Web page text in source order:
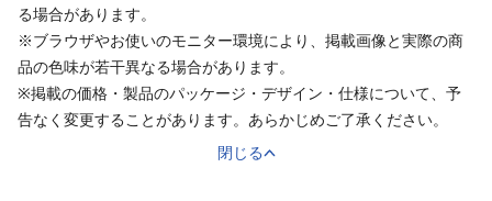
る場合があります。
※ブラウザやお使いのモニター環境により、掲載画像と実際の商
品の色味が若干異なる場合があります。
※掲載の価格・製品のパッケージ・デザイン・仕様について、予
告なく変更することがあります。あらかじめご了承ください。
閉じる